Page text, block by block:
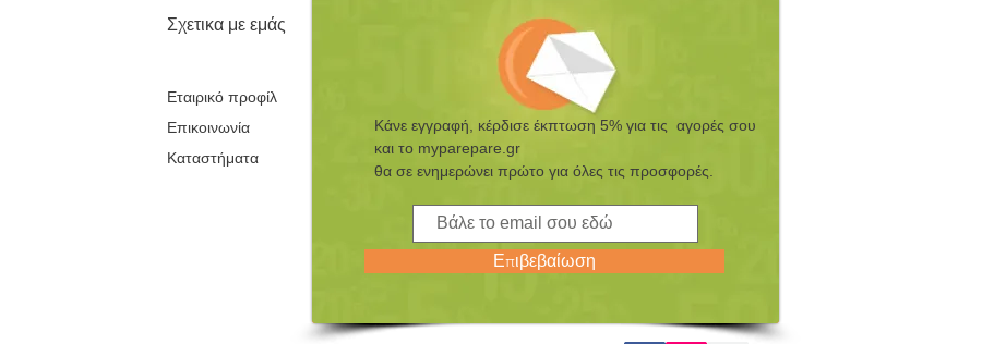
Σχετικα με εμάς
Εταιρικό προφίλ
Επικοινωνία
Καταστήματα
Κάνε εγγραφή, κέρδισε έκπτωση 5% για τις αγορές σου
και τo myparepare.gr
θα σε ενημερώνει πρώτο για όλες τις προσφορές.
Επιβεβαίωση